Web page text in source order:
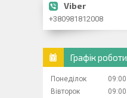
+380981812008
Графік роботи
Понеділок 09:00
Вівторок
09:00